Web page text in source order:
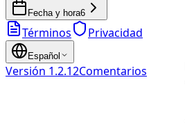
Fecha y hora6
Términos Privacidad
Español
Versión 1.2.12Comentarios